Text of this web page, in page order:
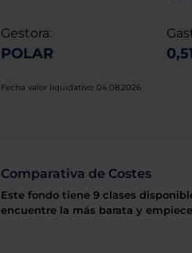
Gestora:
POLAR
Fecha valor liquidativo: 04.08.2026
Comparativa de Costes
Este fondo tiene 9 clases
encuentre la más barata y